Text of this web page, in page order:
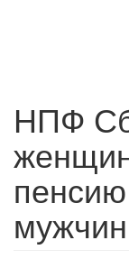
НПФ
мужчин